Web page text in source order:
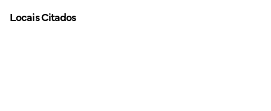
Locais Citados